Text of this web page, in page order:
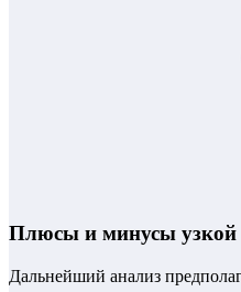
Плюсы и минусы узкой
Дальнейший анализ